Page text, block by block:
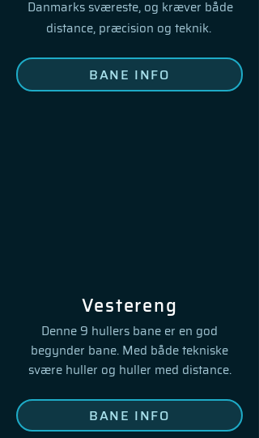
Danmarks sværeste, og kræver både
distance, præcision og teknik.
BANE INFO
Denne 9 hullers bane er en god
begynder bane. Med både tekniske
svære huller og huller med distance.
Vestereng
BANE INFO